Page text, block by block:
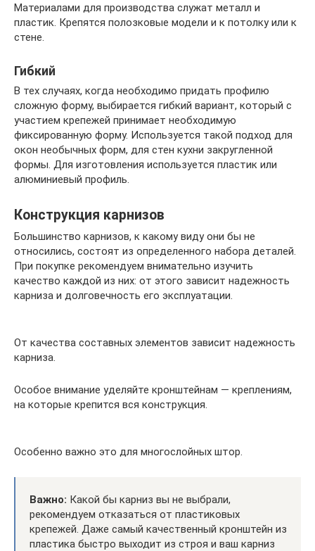
Материалами для производства служат металл и
пластик. Крепятся полозковые модели и к потолку или к
стене.
Гибкий
В тех случаях, когда необходимо придать профилю
сложную форму, выбирается гибкий вариант, который с
участием крепежей принимает необходимую
фиксированную форму. Используется такой подход для
окон необычных форм, для стен кухни закругленной
формы. Для изготовления используется пластик или
алюминиевый профиль.
Конструкция карнизов
Большинство карнизов, к какому виду они бы не
относились, состоят из определенного набора деталей.
При покупке рекомендуем внимательно изучить
качество каждой из них: от этого зависит надежность
карниза и долговечность его эксплуатации.
От качества составных элементов зависит надежность
карниза.
Особое внимание уделяйте кронштейнам — креплениям,
на которые крепится вся конструкция.
Особенно важно это для многослойных штор.
Важно: Какой бы карниз вы не выбрали,
рекомендуем отказаться от пластиковых
крепежей. Даже самый качественный кронштейн из
пластика быстро выходит из строя и ваш карниз